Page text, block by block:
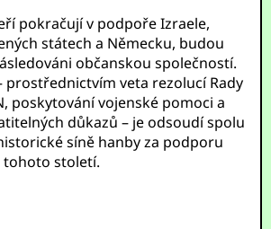
pokračují v podpoře Izraele,
státech a Německu, budou
občanskou společností.
prostřednictvím veta rezolucí Rady
poskytování vojenské pomoci a
důkazů – je odsoudí spolu
síně hanby za podporu
tohoto století.